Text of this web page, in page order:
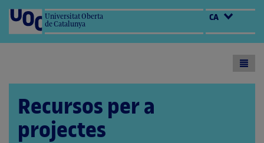
Universitat Oberta
de Catalunya
CA
Recursos per a
projectes